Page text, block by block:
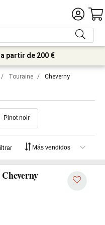
partir de 200 €
/ Touraine / Cheverny
Pinot noir